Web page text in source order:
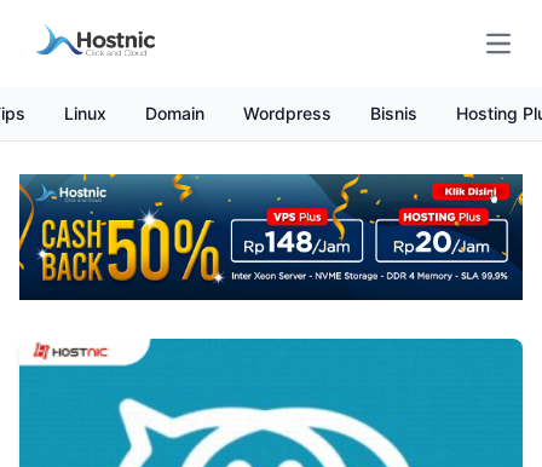
Linux Domain Wordpress Bisnis Hosting